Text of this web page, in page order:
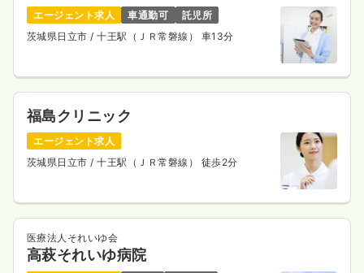
エージェント求人 車通勤可
託児所
茨城県日立市 / 十王駅（ＪＲ常磐線） 車13分
福島クリニック
エージェント求人
茨城県日立市 / 十王駅（ＪＲ常磐線） 徒歩2分
医療法人それいゆ会
高萩それいゆ病院